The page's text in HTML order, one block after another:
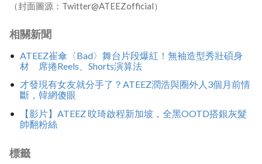
（封面圖源：Twitter@ATEEZofficial）
相關新聞
ATEEZ崔傘〈Bad〉舞台片段爆紅！無袖造型秀壯碩身
材 席捲Reels、Shorts演算法
才發現有女友就分手了？ATEEZ潤浩與圈外人3個月前情
斷，韓網傻眼
【影片】ATEEZ 旼琦啟程新加坡，全黑OOTD搭銀灰髮
帥翻粉絲
標籤